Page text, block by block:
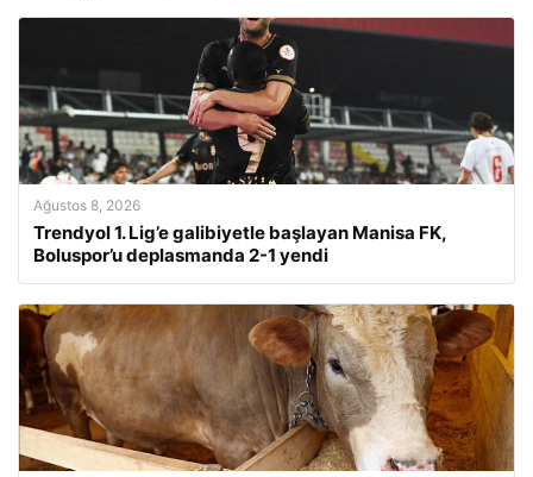
Ağustos 8, 2026
Trendyol 1. Lig’e galibiyetle başlayan Manisa FK,
Boluspor’u deplasmanda 2-1 yendi